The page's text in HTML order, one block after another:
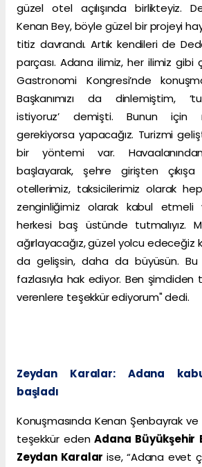
güzel otel açılışında birlikteyiz.
Kenan Bey, böyle güzel bir projeyi
titiz davrandı. Artık kendileri de
parçası. Adana ilimiz, her ilimiz gibi
Gastronomi Kongresi’nde
Başkanımızı da dinlemiştim,
istiyoruz’ demişti. Bunun için
gerekiyorsa yapacağız. Turizmi
bir yöntemi var.
başlayarak, şehre girişten çıkışa
otellerimiz, taksicilerimiz olarak
zenginliğimiz olarak kabul
herkesi baş üstünde tutmalıyız.
ağırlayacağız, güzel yolcu edeceğiz
da gelişsin, daha da büyüsün.
fazlasıyla hak ediyor. Ben
verenlere teşekkür ediyorum" dedi.
Zeydan Karalar: Adana
başladı
Konuşmasında Kenan Şenbayrak
teşekkür edenAdana Büyükşehir
Zeydan Karalarise, “Adana evet